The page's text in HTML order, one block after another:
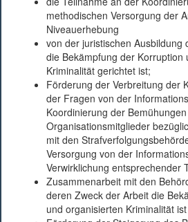
methodischen Versorgung der
Niveauerhebung
von der juristischen Ausbildung
die Bekämpfung der Korruption
Kriminalität gerichtet ist;
Förderung der Verbreitung der
der Fragen von der
Koordinierung der
Organisationsmitglieder
mit den
Versorgung von der
Verwirklichung entsprechender
Zusammenarbeit mit den
deren Zweck der Arbeit die
und organisierten Kriminalität ist